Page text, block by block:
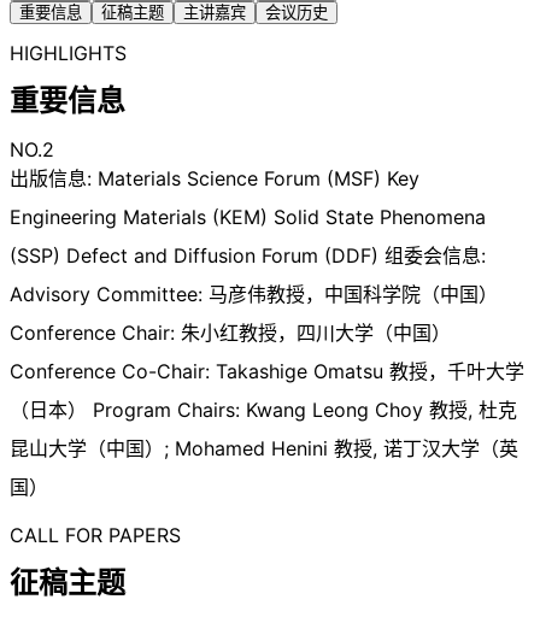
重要信息
征稿主题 主讲嘉宾 会议历史
HIGHLIGHTS
重要信息
NO.2
出版信息: Materials Science Forum (MSF) Key
Engineering Materials (KEM) Solid State Phenomena
(SSP) Defect and Diffusion Forum (DDF) 组委会信息:
Advisory Committee: 马彦伟教授，中国科学院（中国）
Conference Chair: 朱小红教授，四川大学（中国）
Conference Co-Chair: Takashige Omatsu 教授，千叶大学
（日本） Program Chairs: Kwang Leong Choy 教授, 杜克
昆山大学（中国）; Mohamed Henini 教授, 诺丁汉大学（英
国）
CALL FOR PAPERS
征稿主题